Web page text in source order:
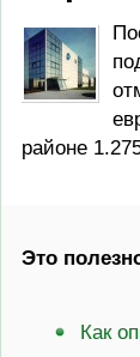
районе
Это
Как